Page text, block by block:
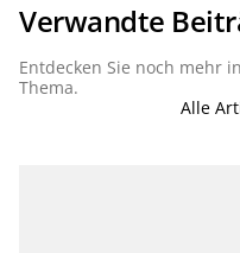
Verwandte
Entdecken Sie noch mehr
Thema.
Alle